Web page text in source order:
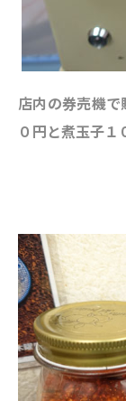
店内の券売機
０円と煮玉子